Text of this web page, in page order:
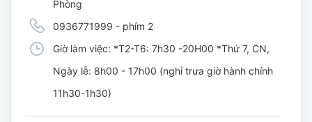
Phòng
0936771999 - phím 2
Giờ làm việc: *T2-T6: 7h30 -20H00 *Thứ 7, CN,
Ngày lễ: 8h00 - 17h00 (nghỉ trưa giờ hành chính
11h30-1h30)